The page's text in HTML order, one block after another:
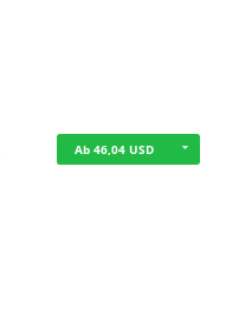
Ab 46,04 USD